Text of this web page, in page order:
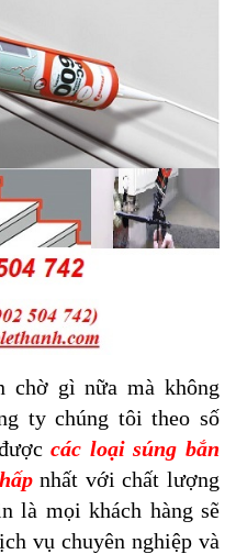
chờ gì nữa mà không
ty chúng tôi theo số
các loại súng bắn
nhất với chất lượng
là mọi khách hàng sẽ
vụ chuyên nghiệp và